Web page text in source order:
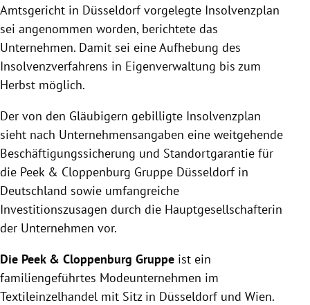
Amtsgericht in Düsseldorf vorgelegte Insolvenzplan
sei angenommen worden, berichtete das
Unternehmen. Damit sei eine Aufhebung des
Insolvenzverfahrens in Eigenverwaltung bis zum
Herbst möglich.
Der von den Gläubigern gebilligte Insolvenzplan
sieht nach Unternehmensangaben eine weitgehende
Beschäftigungssicherung und Standortgarantie für
die Peek & Cloppenburg Gruppe Düsseldorf in
Deutschland sowie umfangreiche
Investitionszusagen durch die Hauptgesellschafterin
der Unternehmen vor.
Die Peek & Cloppenburg Gruppe ist ein
familiengeführtes Modeunternehmen im
Textileinzelhandel mit Sitz in Düsseldorf und Wien.